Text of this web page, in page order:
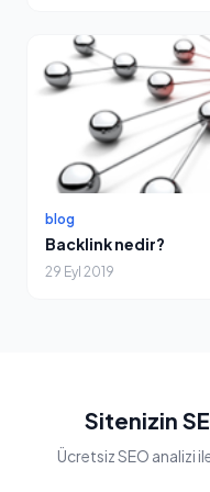
blog
Backlink nedir?
29 Eyl 2019
Sitenizin
Ücretsiz SEO analizi